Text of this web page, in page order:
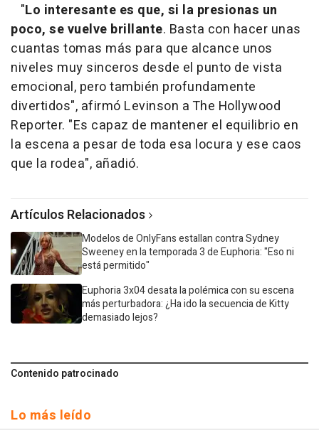
"Lo interesante es que, si la presionas un
poco, se vuelve brillante. Basta con hacer unas
cuantas tomas más para que alcance unos
niveles muy sinceros desde el punto de vista
emocional, pero también profundamente
divertidos", afirmó Levinson a The Hollywood
Reporter. "Es capaz de mantener el equilibrio en
la escena a pesar de toda esa locura y ese caos
que la rodea", añadió.
Artículos Relacionados
Modelos de OnlyFans estallan contra Sydney
Sweeney en la temporada 3 de Euphoria: "Eso ni
está permitido"
Euphoria 3x04 desata la polémica con su escena
más perturbadora: ¿Ha ido la secuencia de Kitty
demasiado lejos?
Contenido patrocinado
Lo más leído